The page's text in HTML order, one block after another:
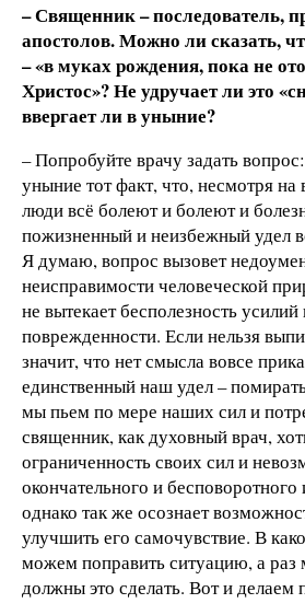
– Священник – последователь,
апостолов. Можно ли сказать,
– «в муках рождения, пока не
Христос»? Не удручает ли это
ввергает ли в уныние?
– Попробуйте врачу задать
уныние тот факт, что, несмотря на
люди всё болеют и болеют и
пожизненный и неизбежный удел
Я думаю, вопрос вызовет
неисправимости человеческой
не вытекает бесполезность
поврежденности. Если нельзя
значит, что нет смысла вовсе
единственный наш удел –
мы пьем по мере наших сил и
священник, как духовный врач,
ограниченность своих сил и
окончательного и бесповоротного
однако так же осознает
улучшить его самочувствие. В
можем поправить ситуацию, а раз
должны это сделать. Вот и делаем